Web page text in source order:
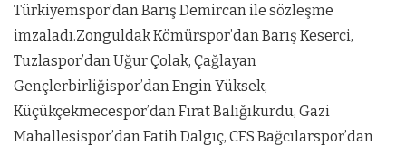
Türkiyemspor’dan Barış Demircan ile sözleşme
imzaladı.Zonguldak Kömürspor’dan Barış Keserci,
Tuzlaspor’dan Uğur Çolak, Çağlayan
Gençlerbirliğispor’dan Engin Yüksek,
Küçükçekmecespor’dan Fırat Balığıkurdu, Gazi
Mahallesispor’dan Fatih Dalgıç, CFS Bağcılarspor’dan